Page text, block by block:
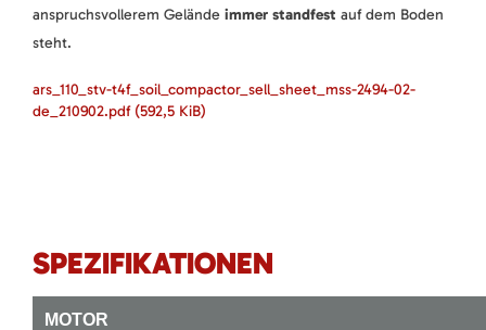
anspruchsvollerem Gelände immer standfest auf dem Boden
steht.
ars_110_stv-t4f_soil_compactor_sell_sheet_mss-2494-02-
de_210902.pdf (592,5 KiB)
SPEZIFIKATIONEN
MOTOR